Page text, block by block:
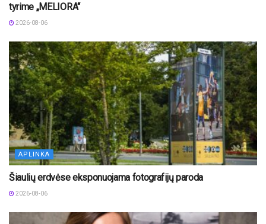
tyrime „MELIORA“
2026-08-06
APLINKA
Šiaulių erdvėse eksponuojama fotografijų paroda
2026-08-06